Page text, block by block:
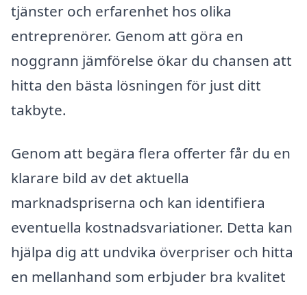
tjänster och erfarenhet hos olika
entreprenörer. Genom att göra en
noggrann jämförelse ökar du chansen att
hitta den bästa lösningen för just ditt
takbyte.
Genom att begära flera offerter får du en
klarare bild av det aktuella
marknadspriserna och kan identifiera
eventuella kostnadsvariationer. Detta kan
hjälpa dig att undvika överpriser och hitta
en mellanhand som erbjuder bra kvalitet